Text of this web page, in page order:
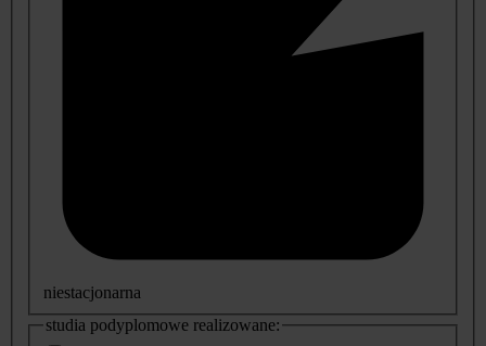
niestacjonarna
studia podyplomowe realizowane: